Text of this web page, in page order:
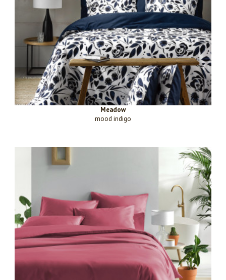
Meadow
mood indigo